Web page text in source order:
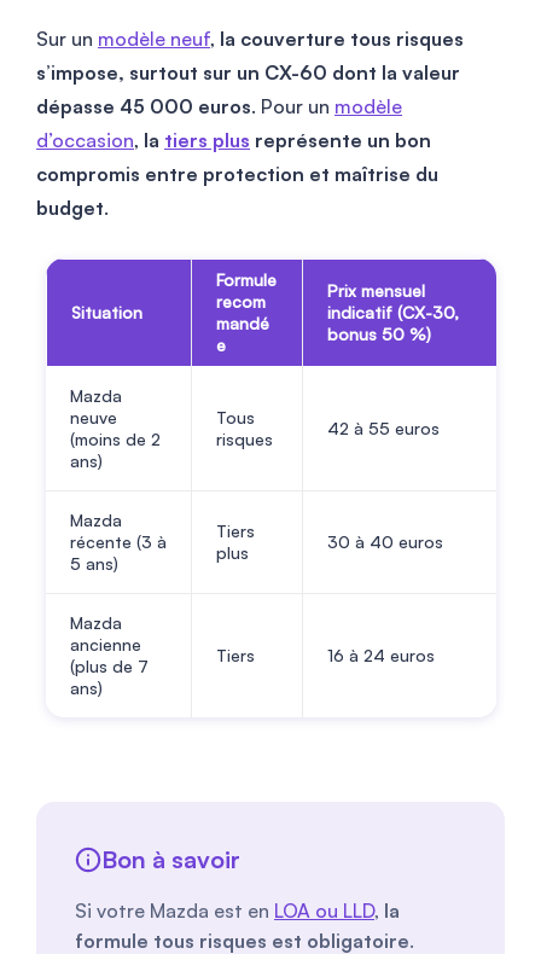
Sur un modèle neuf, la couverture tous risques
s’impose, surtout sur un CX-60 dont la valeur
dépasse 45 000 euros. Pour un modèle
d’occasion, la tiers plus représente un bon
compromis entre protection et maîtrise du
budget.
Situation
Formule
recom
mandé
e
Prix mensuel
indicatif (CX-30,
bonus 50 %)
Mazda
neuve
(moins de 2
ans)
Tous
risques
42 à 55 euros
Mazda
récente (3 à
5 ans)
Tiers
plus
30 à 40 euros
Mazda
ancienne
(plus de 7
ans)
Tiers 16 à 24 euros
Bon à savoir
Si votre Mazda est en LOA ou LLD, la
formule tous risques est obligatoire.